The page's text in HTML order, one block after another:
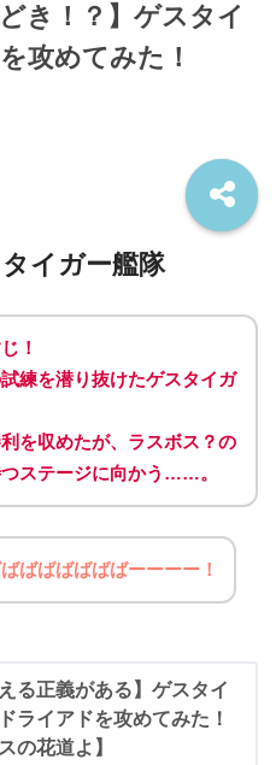
き！？】ゲスタイ
攻めてみた！
イガー艦隊
！
練を潜り抜けたゲスタイガ
を収めたが、ラスボス？の
ステージに向かう……。
ばばばばばばーーーー！
る正義がある】ゲスタイ
ライアドを攻めてみた！
の花道よ】